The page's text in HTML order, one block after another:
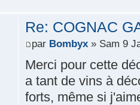
Re: COGNAC
par Bombyx » Sam 9
Merci pour cette
a tant de vins à
forts, même si